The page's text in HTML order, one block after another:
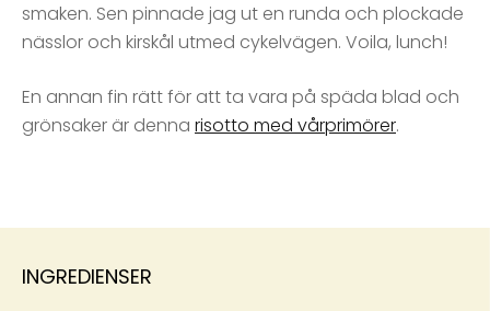
smaken. Sen pinnade jag ut en runda och plockade
nässlor och kirskål utmed cykelvägen. Voila, lunch!
En annan fin rätt för att ta vara på späda blad och
grönsaker är denna risotto med vårprimörer.
INGREDIENSER